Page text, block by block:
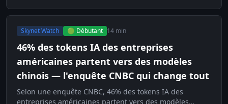
Skynet Watch 🟢 Débutant 14 min
46% des tokens IA des entreprises
américaines partent vers des modèles
chinois — l'enquête CNBC qui change tout
Selon une enquête CNBC, 46% des tokens IA des
entreprises américaines partent vers des modèles